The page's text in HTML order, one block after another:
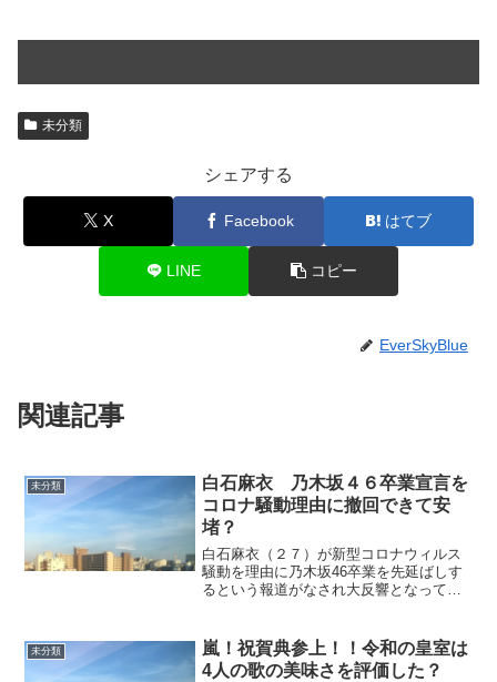
未分類
シェアする
X Facebook はてブ
LINE コピー
EverSkyBlue
関連記事
未分類
白石麻衣 乃木坂４６卒業宣言を
コロナ騒動理由に撤回できて安
堵？
白石麻衣（２７）が新型コロナウィルス
騒動を理由に乃木坂46卒業を先延ばしす
るという報道がなされ大反響となってま
て関心がある人たちから今回の卒業延期
について数千件にもおよ...
未分類
嵐！祝賀典参上！！令和の皇室は
4人の歌の美味さを評価した？